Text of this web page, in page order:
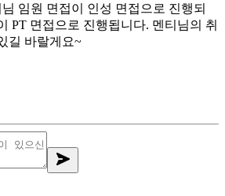
임원 면접이 인성 면접으로 진행되
PT 면접으로 진행됩니다. 멘티님의 취
길 바랄게요~